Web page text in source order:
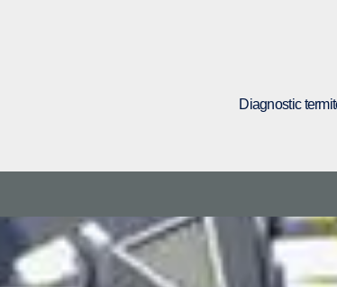
Diagnostic